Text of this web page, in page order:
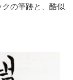
の筆跡と、酷似